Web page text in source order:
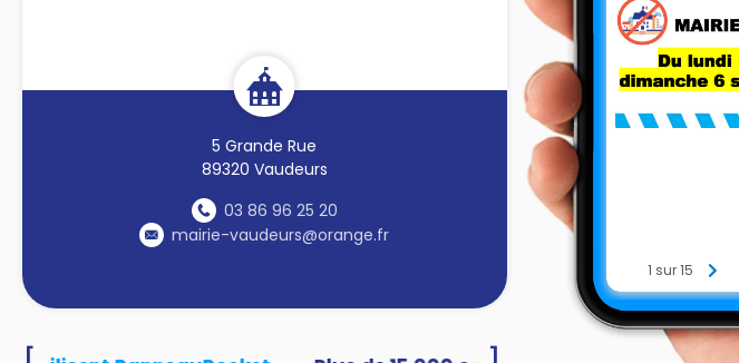
5 Grande Rue
89320 Vaudeurs
03 86 96 25 20
mairie-vaudeurs@orange.fr
1 sur 15